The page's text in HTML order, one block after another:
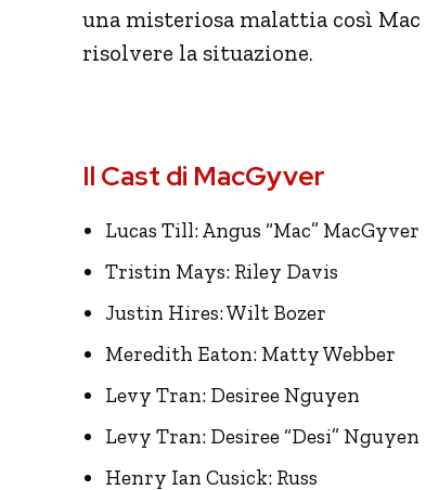
una misteriosa malattia così
risolvere la situazione.
Il Cast di MacGyver
Lucas Till: Angus “Mac” MacGyver
Tristin Mays: Riley Davis
Justin Hires: Wilt Bozer
Meredith Eaton: Matty Webber
Levy Tran: Desiree Nguyen
Levy Tran: Desiree “Desi” Nguyen
Henry Ian Cusick: Russ